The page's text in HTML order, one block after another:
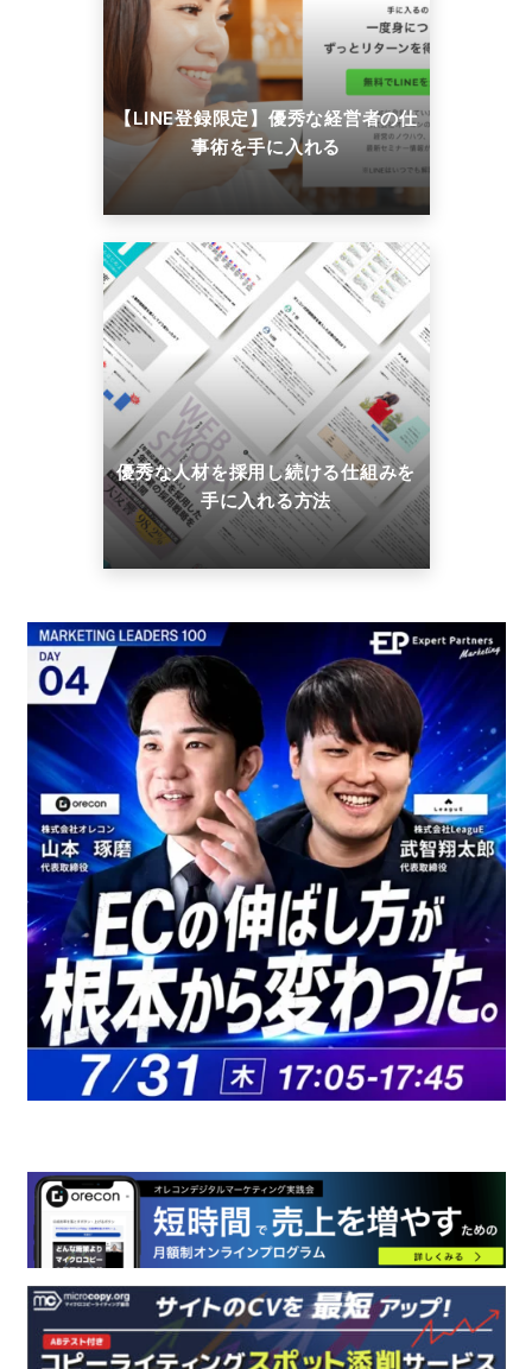
【LINE登録限定】優秀な経営者の仕
事術を手に入れる
優秀な人材を採用し続ける仕組みを
手に入れる方法